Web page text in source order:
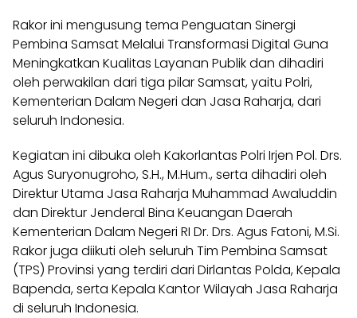
Rakor ini mengusung tema Penguatan Sinergi
Pembina Samsat Melalui Transformasi Digital Guna
Meningkatkan Kualitas Layanan Publik dan dihadiri
oleh perwakilan dari tiga pilar Samsat, yaitu Polri,
Kementerian Dalam Negeri dan Jasa Raharja, dari
seluruh Indonesia.
Kegiatan ini dibuka oleh Kakorlantas Polri Irjen Pol. Drs.
Agus Suryonugroho, S.H., M.Hum., serta dihadiri oleh
Direktur Utama Jasa Raharja Muhammad Awaluddin
dan Direktur Jenderal Bina Keuangan Daerah
Kementerian Dalam Negeri RI Dr. Drs. Agus Fatoni, M.Si.
Rakor juga diikuti oleh seluruh Tim Pembina Samsat
(TPS) Provinsi yang terdiri dari Dirlantas Polda, Kepala
Bapenda, serta Kepala Kantor Wilayah Jasa Raharja
di seluruh Indonesia.